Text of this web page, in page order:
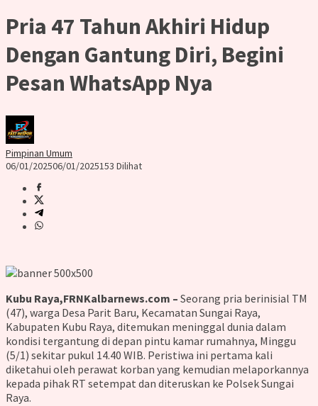
Pria 47 Tahun Akhiri Hidup
Dengan Gantung Diri, Begini
Pesan WhatsApp Nya
Pimpinan Umum
06/01/202506/01/2025153 Dilihat
Kubu Raya,FRNKalbarnews.com – Seorang pria berinisial TM
(47), warga Desa Parit Baru, Kecamatan Sungai Raya,
Kabupaten Kubu Raya, ditemukan meninggal dunia dalam
kondisi tergantung di depan pintu kamar rumahnya, Minggu
(5/1) sekitar pukul 14.40 WIB. Peristiwa ini pertama kali
diketahui oleh perawat korban yang kemudian melaporkannya
kepada pihak RT setempat dan diteruskan ke Polsek Sungai
Raya.